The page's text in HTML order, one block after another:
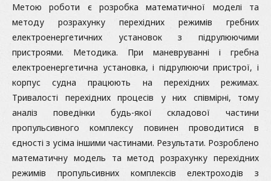
Метою роботи є розробка математичної моделі та
методу розрахунку перехідних режимів гребних
електроенергетичних установок з підрулюючими
пристроями. Методика. При маневруванні і гребна
електроенергетична установка, і підрулюючи пристрої, і
корпус судна працюють на перехідних режимах.
Тривалості перехідних процесів у них співмірні, тому
аналіз поведінки будь-якої складової частини
пропульсивного комплексу повинен проводитися в
єдності з усіма іншими частинами. Результати. Розроблено
математичну модель та метод розрахунку перехідних
режимів пропульсивних комплексів електроходів з